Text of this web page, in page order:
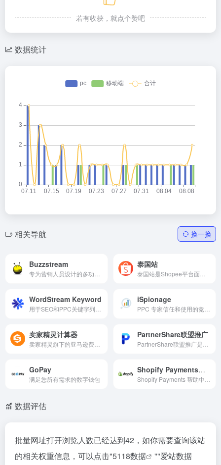
若有收获，就点个赞吧
数据统计
相关导航 换一换
Buzzstream 泰国站
WordStream Keyword iSpionage
卖家精灵计算器 PartnerShare联盟推广
GoPay
满足您所有需求的数字钱包
Shopify Payments帮助中心
数据评估
批量网址打开浏览人数已经达到42，如你需要查询该站
的相关权重信息，可以点击"5118数据 ""爱站数据